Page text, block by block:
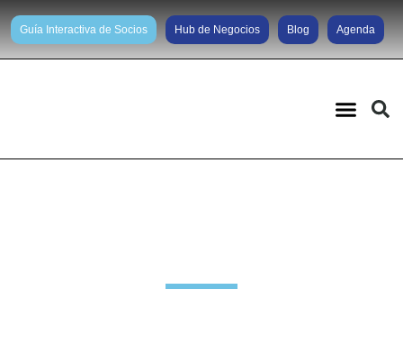
Guía Interactiva de Socios Hub de Negocios Blog Agenda